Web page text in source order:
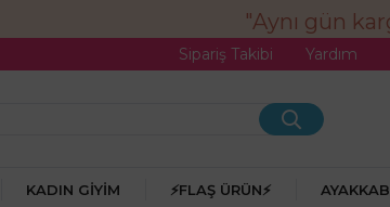
"Aynı gün
Sipariş Takibi Yardım
KADIN GIYIM ⚡FLAŞ ÜRÜN⚡